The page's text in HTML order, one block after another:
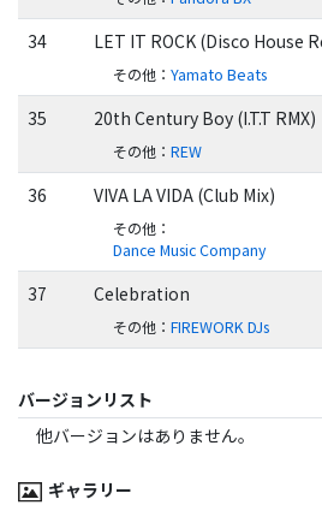
34 LET IT ROCK (Disco House
その他： Yamato Beats
35 20th Century Boy (I.T.T RMX)
その他： REW
36 VIVA LA VIDA (Club Mix)
その他：
Dance Music Company
37 Celebration
その他： FIREWORK DJs
バージョンリスト
他バージョンはありません。
ギャラリー